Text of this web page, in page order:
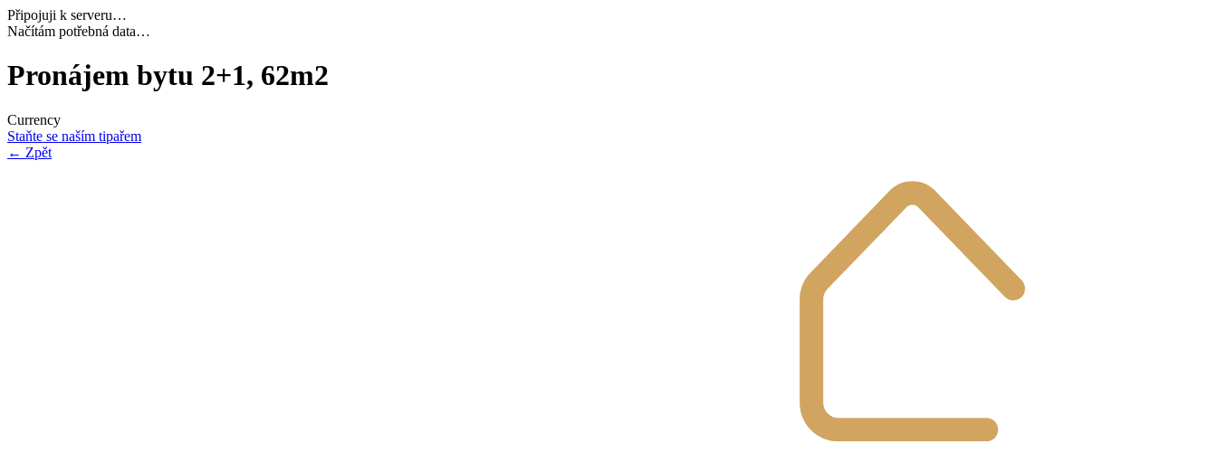
Připojuji k serveru…
Načítám potřebná data…
Pronájem bytu 2+1, 62m2
Currency
Staňte se naším tipařem
← Zpět